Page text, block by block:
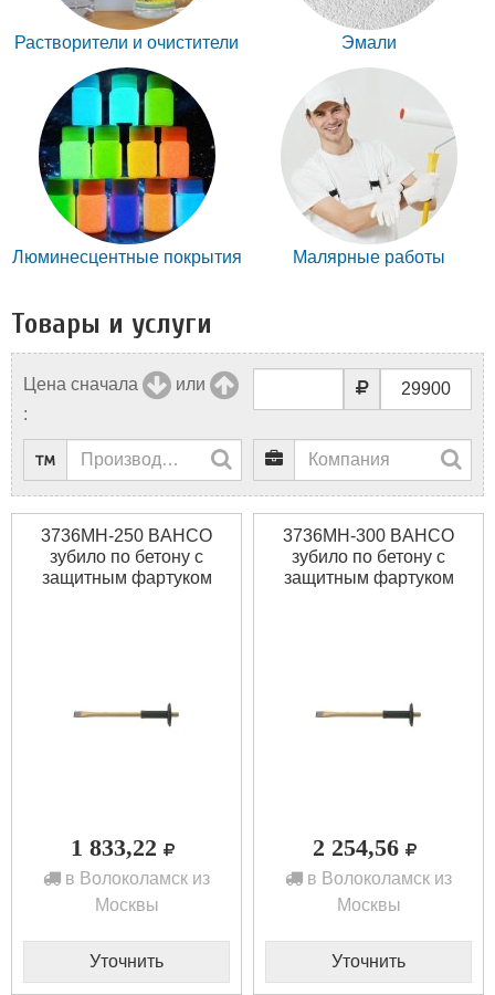
Растворители и очистители Эмали
Люминесцентные покрытия Малярные работы
Товары и услуги
Цена сначала
или
:
3736MH-250 BAHCO
зубило по бетону с
защитным фартуком
1 833,22
в Волоколамск из
Москвы
Уточнить
3736MH-300 BAHCO
зубило по бетону с
защитным фартуком
2 254,56
в Волоколамск из
Москвы
Уточнить